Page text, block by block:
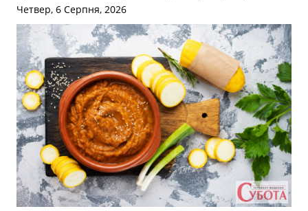
Четвер, 6 Серпня, 2026